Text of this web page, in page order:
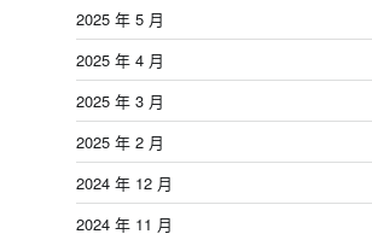
2025 年 5 月
2025 年 4 月
2025 年 3 月
2025 年 2 月
2024 年 12 月
2024 年 11 月